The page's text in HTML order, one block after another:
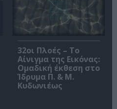
32οι Πλοές – Το
Αίνιγμα της Εικόνας:
Ομαδική έκθεση στο
Ίδρυμα Π. & Μ.
Κυδωνιέως